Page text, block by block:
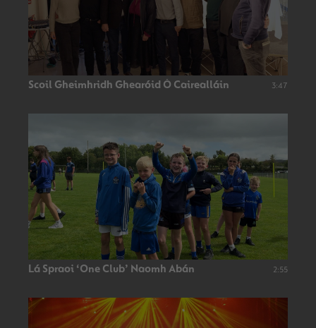
Scoil Gheimhridh Ghearóid Ó Cairealláin 3:47
Lá Spraoi ‘One Club’ Naomh Abán 2:55